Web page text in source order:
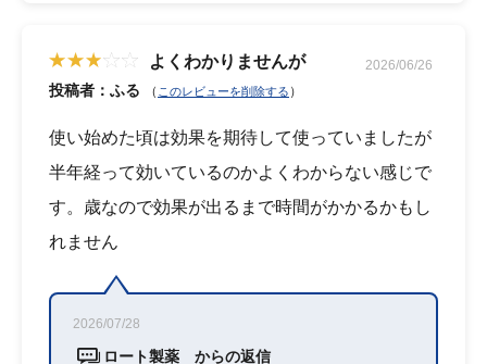
よくわかりませんが 2026/06/26
投稿者：ふる （ このレビューを削除する ）
使い始めた頃は効果を期待して使っていましたが
半年経って効いているのかよくわからない感じで
す。歳なので効果が出るまで時間がかかるかもし
れません
ロート製薬 からの返信
2026/07/28